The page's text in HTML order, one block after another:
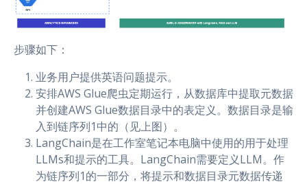
步骤如下：
业务用户提供英语问题提示。
安排AWS Glue爬虫定期运行，从数据库中提取元数据
并创建AWS Glue数据目录中的表定义。数据目录是输
入到链序列1中的（见上图）。
LangChain是在工作室笔记本电脑中使用的用于处理
LLMs和提示的工具。LangChain需要定义LLM。作
为链序列1的一部分，将提示和数据目录元数据传递